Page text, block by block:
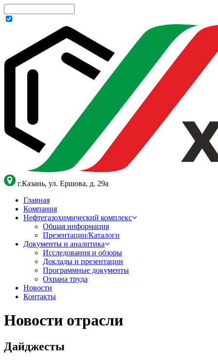
г.Казань, ул. Ершова, д. 29а
Главная
Компания
Нефтегазохимический комплекс
Общая информация
Презентации/Каталоги
Документы и аналитика
Исследования и обзоры
Доклады и презентации
Программные документы
Охрана труда
Новости
Контакты
Новости отрасли
Дайджесты